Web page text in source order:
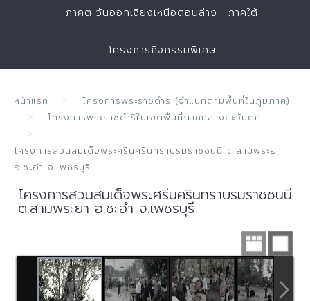
ภาคตะวันออกเฉียงเหนือตอนล่าง ภาคใต้
โครงการกิจกรรมพิเศษ
หน้าแรก
โครงการพระราชดำริ (จำแนกตามพื้นที่ในภูมิภาค)
โครงการพระราชดำริในเขตพื้นที่ภาคกลางตะวันตก
โครงการสวนสมเด็จพระศรีนครินทราบรมราชชนนี ต.สามพระยา
อ.ชะอำ จ.เพชรบุรี
โครงการสวนสมเด็จพระศรีนครินทราบรมราชชนนี
ต.สามพระยา อ.ชะอำ จ.เพชรบุรี